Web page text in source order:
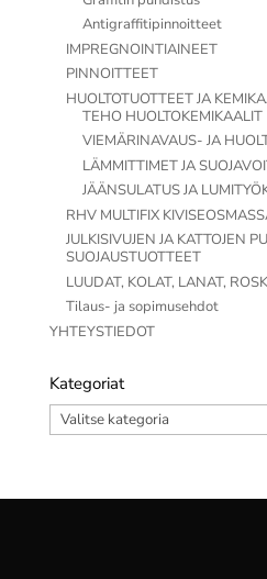
Antigraffitipinnoitteet
IMPREGNOINTIAINEET
PINNOITTEET
HUOLTOTUOTTEET JA
TEHO HUOLTOKEMIKAALIT
VIEMÄRINAVAUS- JA
LÄMMITTIMET JA
JÄÄNSULATUS JA
RHV MULTIFIX
JULKISIVUJEN JA KATTOJEN
SUOJAUSTUOTTEET
LUUDAT, KOLAT, LANAT,
Tilaus- ja sopimusehdot
YHTEYSTIEDOT
Kategoriat
Kategoriat